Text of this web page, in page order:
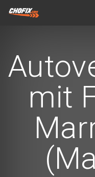
mit